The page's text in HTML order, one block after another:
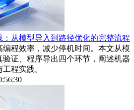
从模型导入到路径优化的完整流程
程效率，减少停机时间。本文从模
证、程序导出四个环节，阐述机器
程实践。